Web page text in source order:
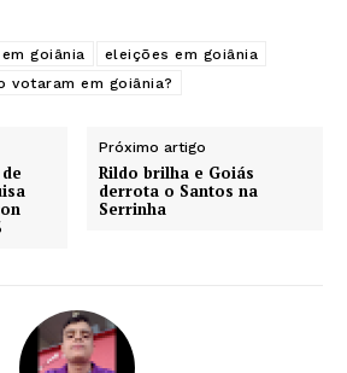
goiânia
eleições em goiânia
votaram em goiânia?
Próximo artigo
Rildo brilha e Goiás
derrota o Santos na
Serrinha